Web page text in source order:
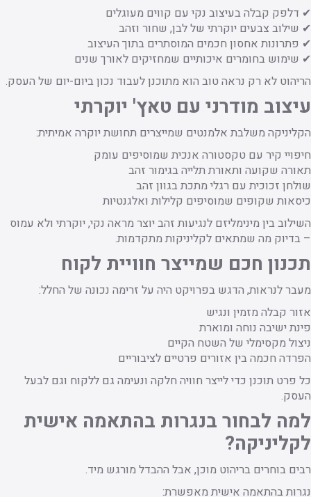
✔ דלפק קבלה בעיצוב נקי עם קווים מעוגלים
✔ שילוב צבעים יוקרתי של לבן, שחור וזהב
✔ פתרונות אחסון חכמים המוסתרים בתוך העיצוב
✔ שימוש בחומרים איכותיים שמחזיקים לאורך שנים
הריהוט לא רק נראה טוב הוא מתוכנן לעבוד נכון ביום-יום של העסק.
עיצוב מודרני עם טאץ' יוקרתי
הקליניקה משלבת אלמנטים שמייצרים תחושת יוקרה אמיתית:
חיפויי קיר עם טקסטורה אנכית שמוסיפים עומק
תאורה שקועה ותאורת תלייה בגימור זהב
שולחן זכוכית עם רגלי מתכת בגוון זהב
כיסאות שקופים שמוסיפים קלילות ואלגנטיות
השילוב בין מינימליזם לנגיעות זהב יוצר מראה נקי, יוקרתי ולא עמוס
– בדיוק מה שמתאים לקליניקות מתקדמות.
תכנון חכם שמייצר חוויית לקוח
מעבר לנראות, הדגש בפרויקט היה על זרימה נכונה של החלל:
אזור קבלה מזמין ונגיש
פינת ישיבה נוחה ומוארת
ניצול מקסימלי של השטח הקיים
הפרדה חכמה בין אזורים פרטיים לציבוריים
כל פרט תוכנן כדי לייצר חוויה חלקה ונעימה גם ללקוח וגם לבעל
העסק.
למה לבחור בנגרות בהתאמה אישית
לקליניקה?
רבים בוחרים בריהוט מוכן, אבל ההבדל מורגש מיד.
נגרות בהתאמה אישית מאפשרת: